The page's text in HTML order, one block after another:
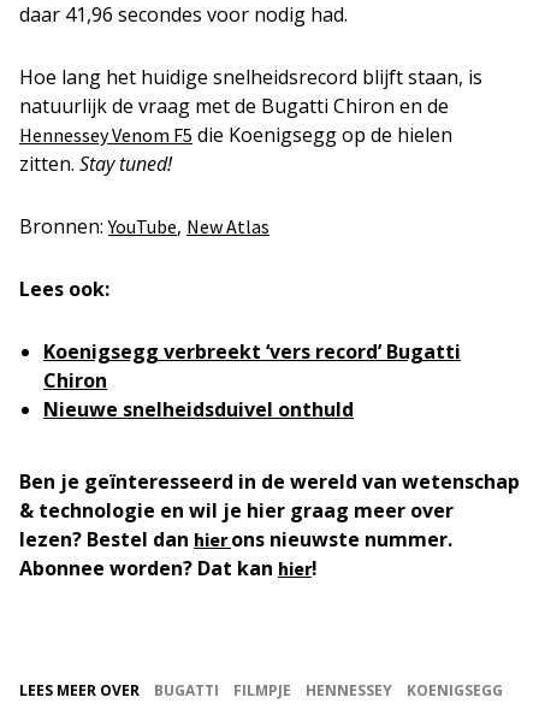
daar 41,96 secondes voor nodig had.
Hoe lang het huidige snelheidsrecord blijft staan, is
natuurlijk de vraag met de Bugatti Chiron en de
Hennessey Venom F5 die Koenigsegg op de hielen
zitten. Stay tuned!
Bronnen:YouTube, New Atlas
Lees ook:
Koenigsegg verbreekt ‘vers record’ Bugatti
Chiron
Nieuwe snelheidsduivel onthuld
Ben je geïnteresseerd in de wereld van wetenschap
& technologie en wil je hier graag meer over
lezen? Bestel dan hierons nieuwste nummer.
Abonnee worden? Dat kan hier!
LEES MEER OVER BUGATTI FILMPJE HENNESSEY
KOENIGSEGG